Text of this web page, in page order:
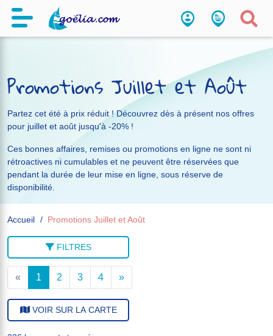
Promotions Juillet et Août
Partez cet été à prix réduit ! Découvrez dès à présent nos offres
pour juillet et août jusqu'à -20% !
Ces bonnes affaires, remises ou promotions en ligne ne sont ni
rétroactives ni cumulables et ne peuvent être réservées que
pendant la durée de leur mise en ligne, sous réserve de
disponibilité.
Accueil Promotions Juillet et Août
FILTRES
« 1 2 3 4 »
VOIR SUR LA CARTE